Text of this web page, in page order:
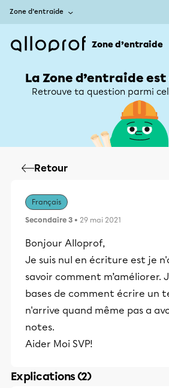
Zone d’entraide
Zone d’entraide
La Zone d’entraide
Retrouve ta question parmi
Retour
Français
Secondaire 3 • 29 mai 2021
Bonjour Alloprof,
Je suis nul en écriture est je
savoir comment m’améliorer.
bases de comment écrire un
n'arrive quand même pas a
notes.
Aider Moi SVP!
Explications (2)